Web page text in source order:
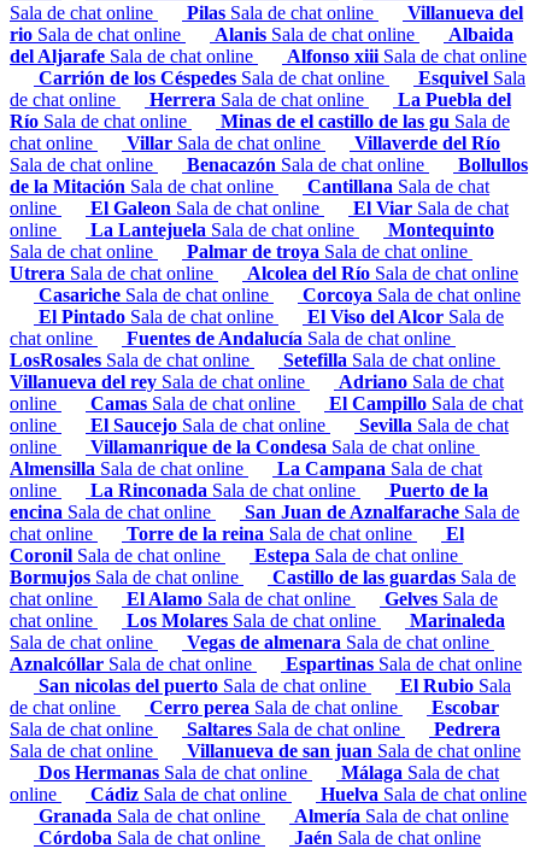
Sala de chat online
Pilas Sala de chat online
Villanueva del
rio Sala de chat online Alanis Sala de chat online
Albaida
del Aljarafe Sala de chat online Alfonso xiii Sala de chat online
Carrión de los Céspedes Sala de chat online Esquivel Sala
de chat online
Herrera Sala de chat online
La Puebla del
Río Sala de chat online Minas de el castillo de las gu Sala de
chat online
Villar Sala de chat online
Villaverde del Río
Sala de chat online
Benacazón Sala de chat online
Bollullos
de la Mitación Sala de chat online Cantillana Sala de chat
online
El Galeon Sala de chat online El Viar Sala de chat
online
La Lantejuela Sala de chat online
Montequinto
Sala de chat online
Palmar de troya Sala de chat online
Utrera Sala de chat online Alcolea del Río Sala de chat online
Casariche Sala de chat online Corcoya Sala de chat online
El Pintado Sala de chat online El Viso del Alcor Sala de
chat online
Fuentes de Andalucía Sala de chat online
LosRosales Sala de chat online Setefilla Sala de chat online
Villanueva del rey Sala de chat online Adriano Sala de chat
online
Camas Sala de chat online El Campillo Sala de chat
online
El Saucejo Sala de chat online Sevilla Sala de chat
online
Villamanrique de la Condesa Sala de chat online
Almensilla Sala de chat online La Campana Sala de chat
online
La Rinconada Sala de chat online
Puerto de la
encina Sala de chat online San Juan de Aznalfarache Sala de
chat online
Torre de la reina Sala de chat online
El
Coronil Sala de chat online Estepa Sala de chat online
Bormujos Sala de chat online Castillo de las guardas Sala de
chat online
El Alamo Sala de chat online Gelves Sala de
chat online
Los Molares Sala de chat online
Marinaleda
Sala de chat online
Vegas de almenara Sala de chat online
Aznalcóllar Sala de chat online Espartinas Sala de chat online
San nicolas del puerto Sala de chat online El Rubio Sala
de chat online
Cerro perea Sala de chat online
Escobar
Sala de chat online
Saltares Sala de chat online
Pedrera
Sala de chat online
Villanueva de san juan Sala de chat online
Dos Hermanas Sala de chat online Málaga Sala de chat
online
Cádiz Sala de chat online Huelva Sala de chat online
Granada Sala de chat online Almería Sala de chat online
Córdoba Sala de chat online Jaén Sala de chat online